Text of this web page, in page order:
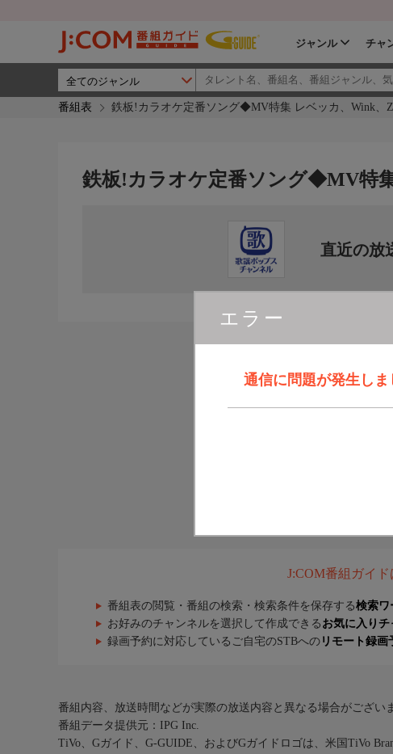
ジャンル チャ
番組表 鉄板!カラオケ定番ソング◆MV特集 レベッカ、Wink、
エラー
通信に問題が発生し
鉄板!カラオケ定番ソング◆MV特
直近の放
J:COM番組ガイ
番組表の閲覧・番組の検索・検索条件を保存する検索ワ
お好みのチャンネルを選択して作成できる お気に入り
録画予約に対応しているご自宅のSTBへの リモート録画
番組内容、放送時間などが実際の放送内容と異なる場合がござい
番組データ提供元：IPG Inc.
TiVo、Gガイド、G-GUIDE、およびGガイドロゴは、米国TiVo